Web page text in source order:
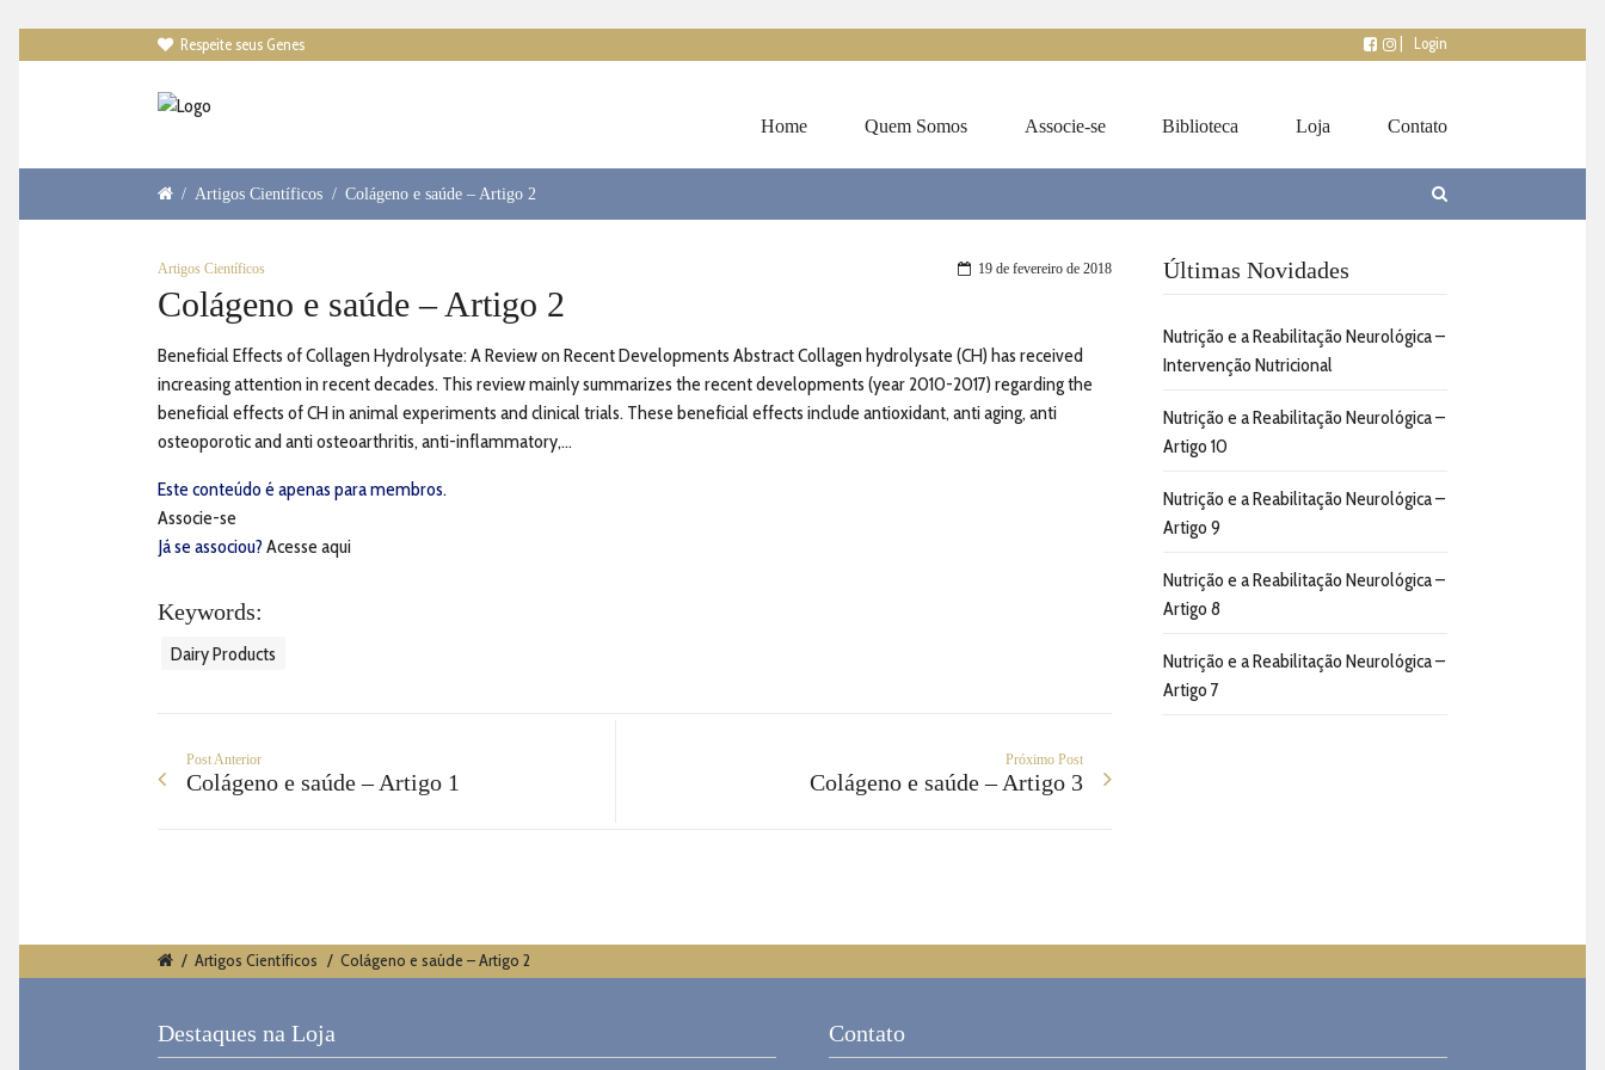
 Respeite seus Genes Login
Home Quem Somos Associe-se Biblioteca Loja Contato
/ Artigos Científicos / Colágeno e saúde – Artigo 2
19 de fevereiro de 2018
Artigos Científicos
Colágeno e saúde – Artigo 2
Beneficial Effects of Collagen Hydrolysate: A Review on Recent Developments Abstract Collagen hydrolysate (CH) has received
increasing attention in recent decades. This review mainly summarizes the recent developments (year 2010-2017) regarding the
beneficial effects of CH in animal experiments and clinical trials. These beneficial effects include antioxidant, anti aging, anti
osteoporotic and anti osteoarthritis, anti-inflammatory,...
Este conteúdo é apenas para membros.
Associe-se
Já se associou? Acesse aqui
Keywords:
Dairy Products
Post Anterior
Colágeno e saúde – Artigo 1
Próximo Post
Colágeno e saúde – Artigo 3
Últimas Novidades
Nutrição e a Reabilitação Neurológica –
Intervenção Nutricional
Nutrição e a Reabilitação Neurológica –
Artigo 10
Nutrição e a Reabilitação Neurológica –
Artigo 9
Nutrição e a Reabilitação Neurológica –
Artigo 8
Nutrição e a Reabilitação Neurológica –
Artigo 7
/ Artigos Científicos / Colágeno e saúde – Artigo 2
Destaques na Loja Contato